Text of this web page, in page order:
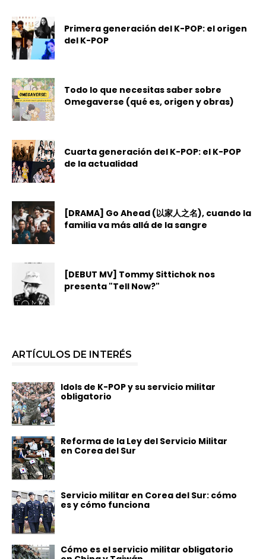
Primera generación del K-POP: el origen
del K-POP
Todo lo que necesitas saber sobre
Omegaverse (qué es, origen y obras)
Cuarta generación del K-POP: el K-POP
de la actualidad
[DRAMA] Go Ahead (以家人之名), cuando la
familia va más allá de la sangre
[DEBUT MV] Tommy Sittichok nos
presenta "Tell Now?"
ARTÍCULOS DE INTERÉS
Idols de K-POP y su servicio militar
obligatorio
Reforma de la Ley del Servicio Militar
en Corea del Sur
Servicio militar en Corea del Sur: cómo
es y cómo funciona
Cómo es el servicio militar obligatorio